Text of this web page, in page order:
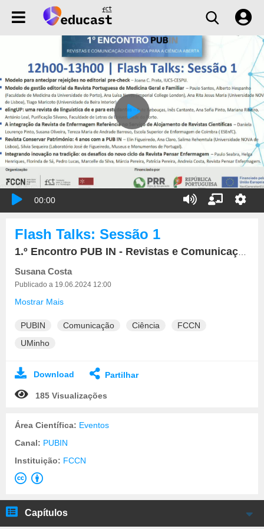
00:00
Flash Talks: Sessão 1
1.º Encontro PUB IN - Revistas e Comunicação Científica para a Ciência Aberta
Susana Costa
Publicado a 19.06.2024 12:00
Mostrar Mais
PUBIN Comunicação Ciência
FCCN
UMinho
Download Partilhar
185 Visualizações
Área Científica: Eventos
Canal: PUBIN
Instituição: FCCN
Capítulos